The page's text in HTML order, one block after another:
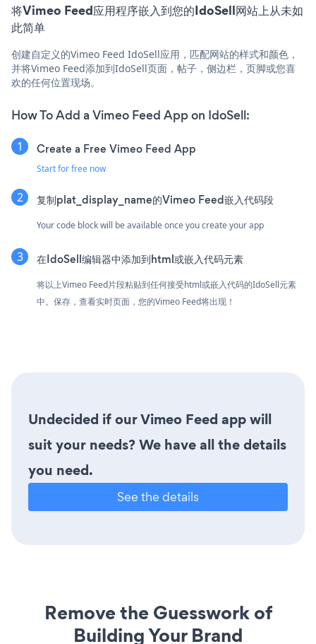
将Vimeo Feed应用程序嵌入到您的IdoSell网站上从未如
此简单
创建自定义的Vimeo Feed IdoSell应用，匹配网站的样式和颜色，
并将Vimeo Feed添加到IdoSell页面，帖子，侧边栏，页脚或您喜
欢的任何位置现场。
How To Add a Vimeo Feed App on IdoSell:
Create a Free Vimeo Feed App
Start for free now
复制plat_display_name的Vimeo Feed嵌入代码段
Your code block will be available once you create your app
在IdoSell编辑器中添加到html或嵌入代码元素
将以上Vimeo Feed片段粘贴到任何接受html或嵌入代码的IdoSell元素
中。保存，查看实时页面，您的Vimeo Feed将出现！
Undecided if our Vimeo Feed app will
suit your needs? We have all the details
you need.
See the details
Remove the Guesswork of
Building Your Brand